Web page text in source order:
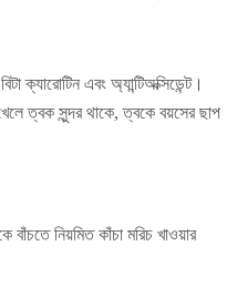
এবং অ্যান্টিঅক্সিডেন্ট।
ত্বক সুন্দর থাকে, ত্বকে বয়সের ছাপ
বাঁচতে নিয়মিত কাঁচা মরিচ খাওয়ার